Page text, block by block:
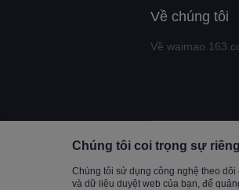
Về chúng tôi
Về
Chúng tôi coi trọng sự
Chúng tôi sử dụng công nghệ theo
và dữ liệu duyệt web của bạn, để